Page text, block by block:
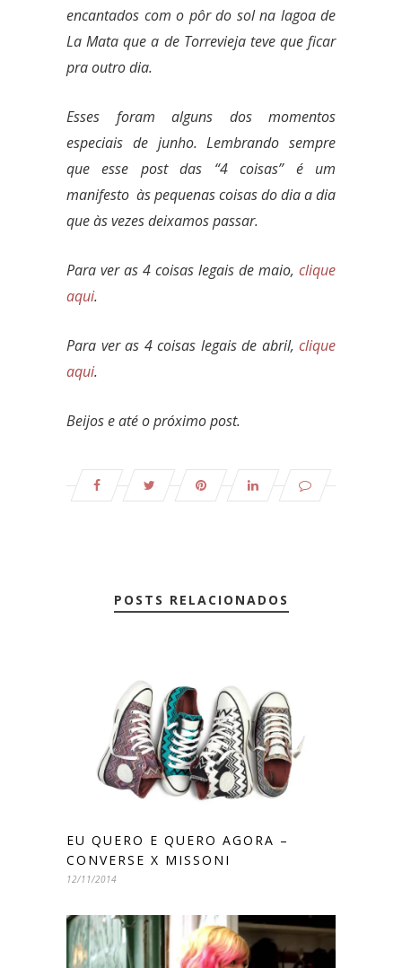
encantados com o pôr do sol na lagoa de
La Mata que a de Torrevieja teve que ficar
pra outro dia.
Esses foram alguns dos momentos
especiais de junho. Lembrando sempre
que esse post das “4 coisas” é um
manifesto às pequenas coisas do dia a dia
que às vezes deixamos passar.
Para ver as 4 coisas legais de maio, clique
aqui.
Para ver as 4 coisas legais de abril, clique
aqui.
Beijos e até o próximo post.
POSTS RELACIONADOS
EU QUERO E QUERO AGORA –
CONVERSE X MISSONI
12/11/2014